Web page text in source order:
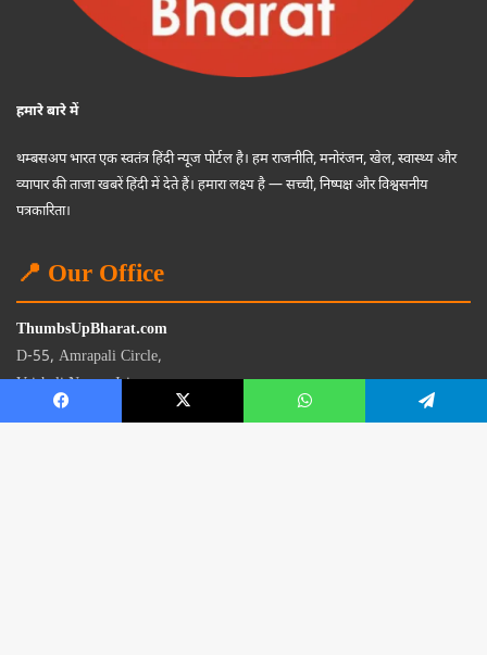
हमारे बारे में
थम्बसअप भारत एक स्वतंत्र हिंदी न्यूज पोर्टल है। हम राजनीति, मनोरंजन, खेल, स्वास्थ्य और
व्यापार की ताजा खबरें हिंदी में देते हैं। हमारा लक्ष्य है — सच्ची, निष्पक्ष और विश्वसनीय
पत्रकारिता।
📍 Our Office
ThumbsUpBharat.com
D-55, Amrapali Circle,
Vaishali Nagar, Jaipur
Rajasthan - 302021